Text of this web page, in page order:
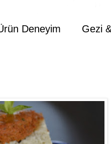
Deneyim Gezi